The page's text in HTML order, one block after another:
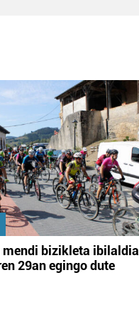
mendi bizikleta ibilaldia
29an egingo dute